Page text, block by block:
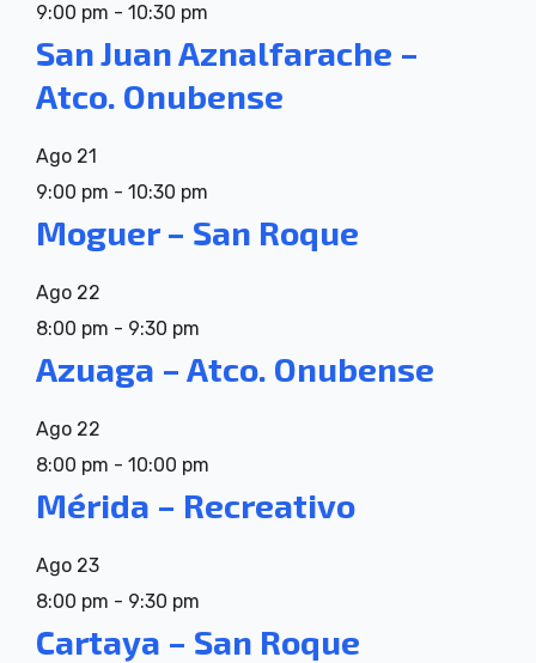
9:00 pm - 10:30 pm
San Juan Aznalfarache –
Atco. Onubense
Ago 21
9:00 pm - 10:30 pm
Moguer – San Roque
Ago 22
8:00 pm - 9:30 pm
Azuaga – Atco. Onubense
Ago 22
8:00 pm - 10:00 pm
Mérida – Recreativo
Ago 23
8:00 pm - 9:30 pm
Cartaya – San Roque